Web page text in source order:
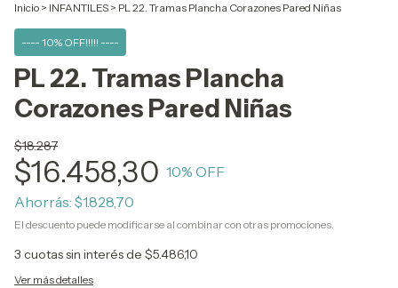
Inicio > INFANTILES > PL 22. Tramas Plancha Corazones Pared Niñas
---- 10% OFF!!!!! ----
PL 22. Tramas Plancha
Corazones Pared Niñas
$18.287
$16.458,30 10% OFF
Ahorrás: $1.828,70
El descuento puede modificarse al combinar con otras promociones.
3 cuotas sin interés de $5.486,10
Ver más detalles